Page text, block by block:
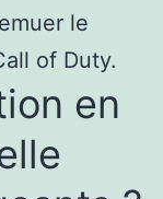
le
of Duty.
en